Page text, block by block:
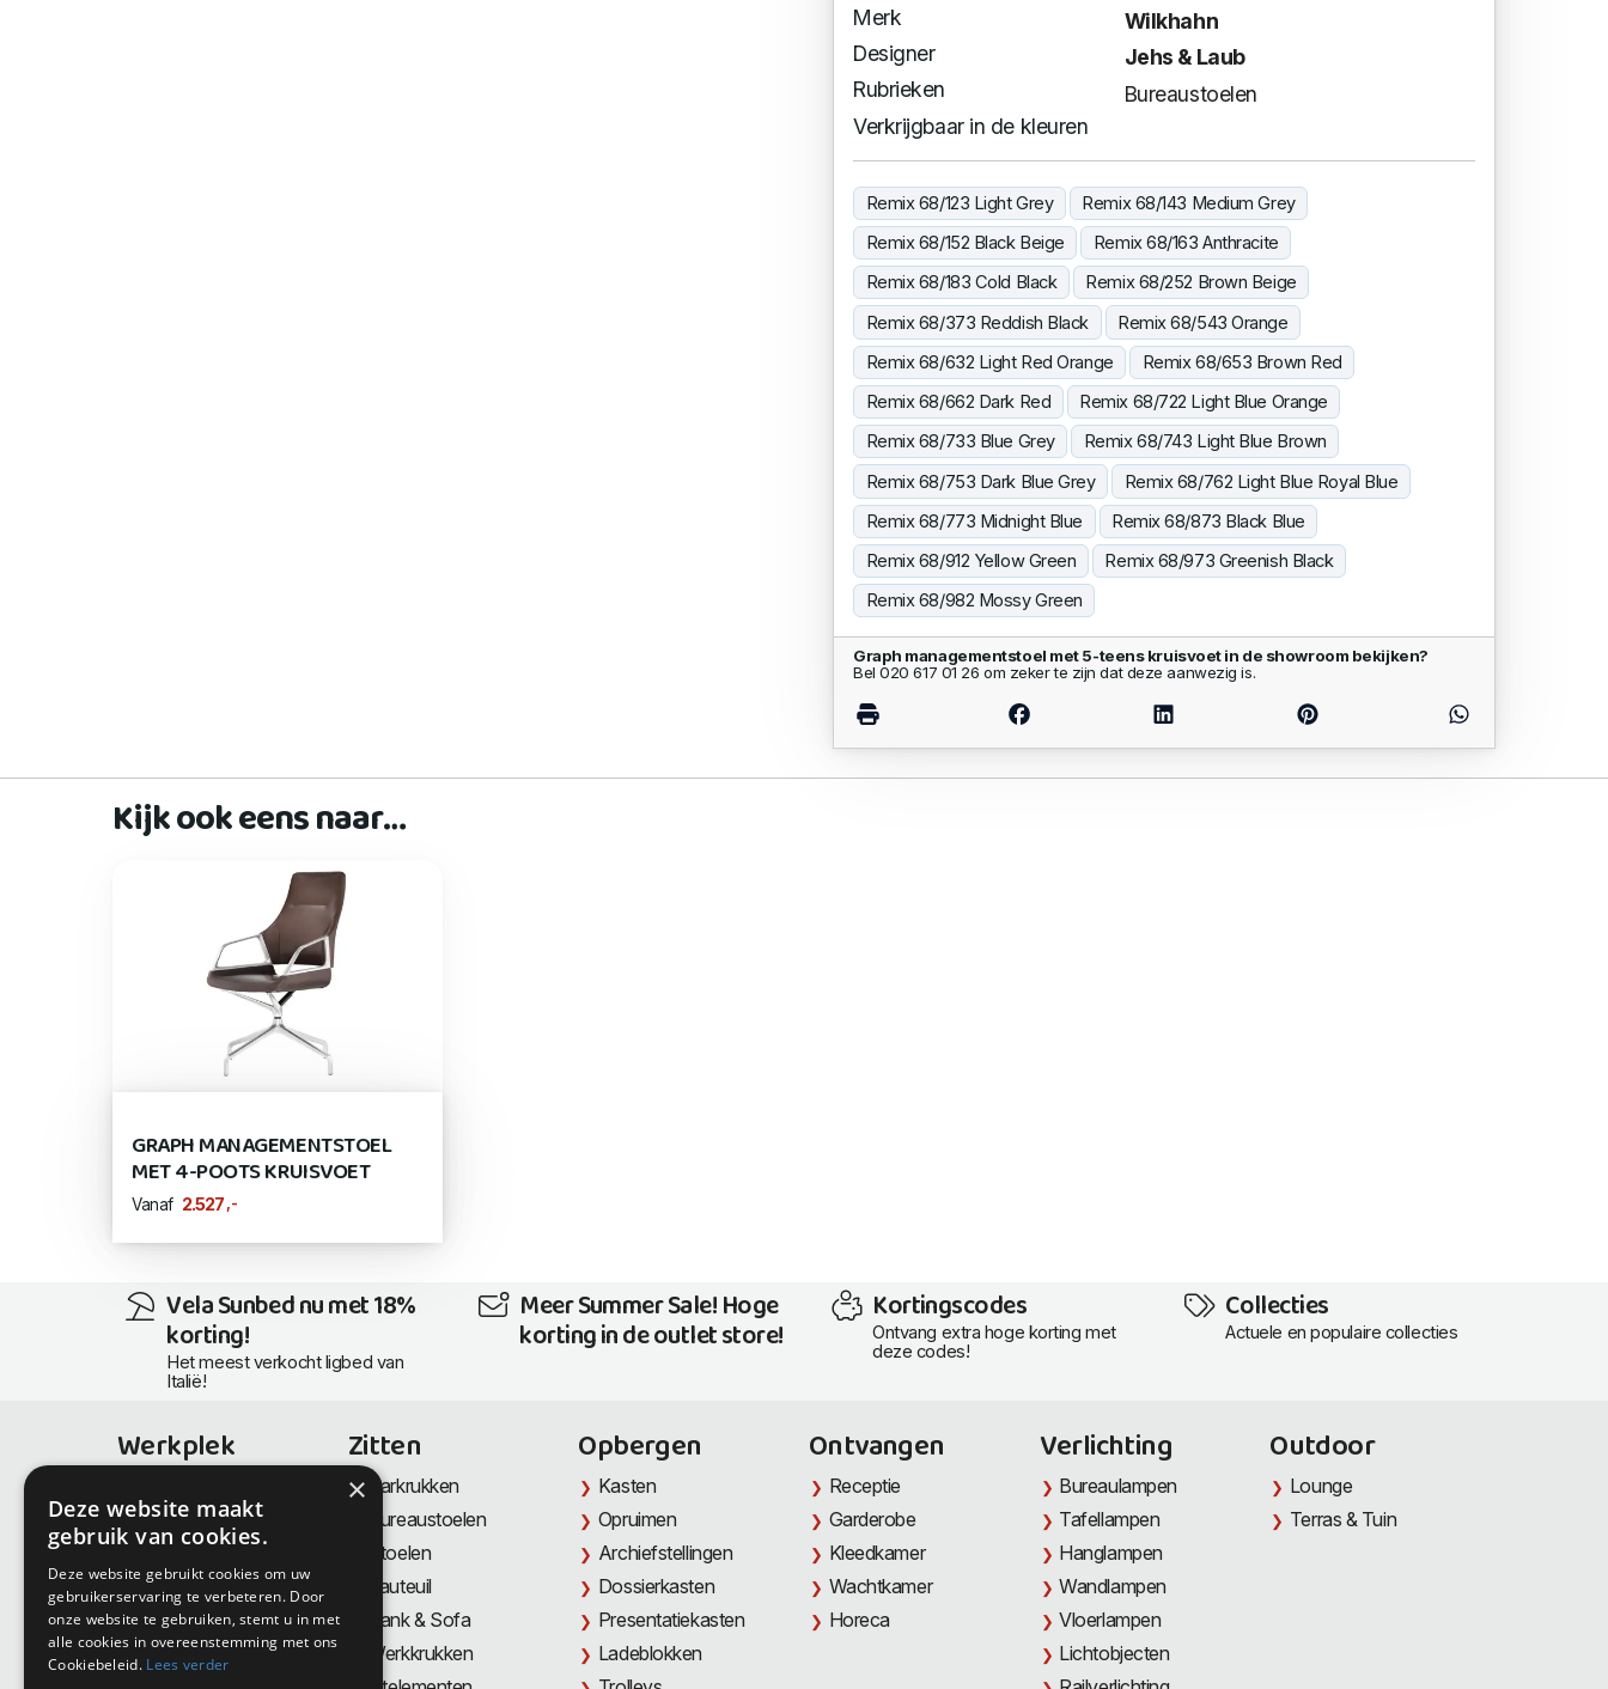
Merk
Wilkhahn
Designer
Jehs & Laub
Rubrieken
Bureaustoelen
Verkrijgbaar in de kleuren
Remix 68/123 Light Grey
Remix 68/143 Medium Grey
Remix 68/152 Black Beige
Remix 68/163 Anthracite
Remix 68/183 Cold Black
Remix 68/252 Brown Beige
Remix 68/373 Reddish Black
Remix 68/543 Orange
Remix 68/632 Light Red Orange
Remix 68/653 Brown Red
Remix 68/662 Dark Red
Remix 68/722 Light Blue Orange
Remix 68/733 Blue Grey
Remix 68/743 Light Blue Brown
Remix 68/753 Dark Blue Grey
Remix 68/762 Light Blue Royal Blue
Remix 68/773 Midnight Blue
Remix 68/873 Black Blue
Remix 68/912 Yellow Green
Remix 68/973 Greenish Black
Remix 68/982 Mossy Green
Graph managementstoel met 5-teens kruisvoet in de showroom bekijken?
Bel 020 617 01 26 om zeker te zijn dat deze aanwezig is.
Kijk ook eens naar…
GRAPH MANAGEMENTSTOEL
MET 4-POOTS KRUISVOET
Vanaf 2.527 ,-
Vela Sunbed nu met 18%
korting!
Het meest verkocht ligbed van
Italië!
Meer Summer Sale! Hoge
korting in de outlet store!
Kortingscodes
Ontvang extra hoge korting met
deze codes!
Collecties
Actuele en populaire collecties
Werkplek
Thuiswerkplek
Directiemeubilair
Akoestiek & Privacy
Tafels
Zitten
Barkrukken
Bureaustoelen
Stoelen
Fauteuil
Bank & Sofa
Werkkrukken
Opbergen
Kasten
Opruimen
Archiefstellingen
Dossierkasten
Presentatiekasten
Ladeblokken
Ontvangen
Receptie
Garderobe
Kleedkamer
Wachtkamer
Horeca
Verlichting
Bureaulampen
Tafellampen
Hanglampen
Wandlampen
Vloerlampen
Lichtobjecten
Outdoor
Lounge
Terras & Tuin
×
Deze website maakt
gebruik van cookies.
Deze website gebruikt cookies om uw
gebruikerservaring te verbeteren. Door
onze website te gebruiken, stemt u in met
alle cookies in overeenstemming met ons
Cookiebeleid. Lees verder